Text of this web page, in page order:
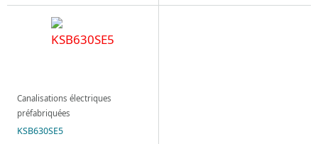
Canalisations électriques
préfabriquées
KSB630SE5